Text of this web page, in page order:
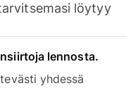
löytyy
lennosta.
yhdessä